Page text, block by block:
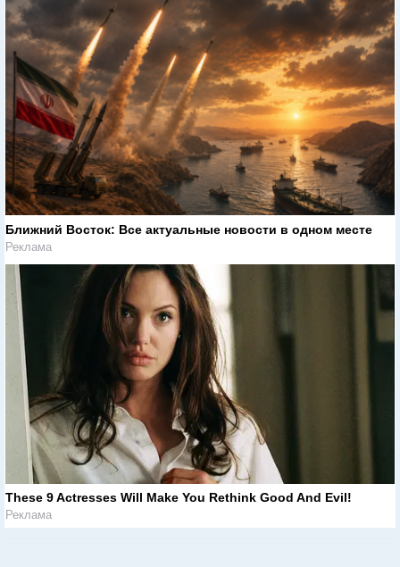
Ближний Восток: Все актуальные новости в одном месте
Реклама
These 9 Actresses Will Make You Rethink Good And Evil!
Реклама